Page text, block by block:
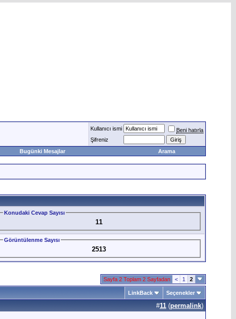
Kullanıcı ismi
Beni hatırla
Şifreniz
Bugünki Mesajlar Arama
Konudaki Cevap Sayısı
11
Görüntülenme Sayısı
2513
Sayfa 2 Toplam 2 Sayfadan < 1 2
LinkBack Seçenekler
#11 (permalink)